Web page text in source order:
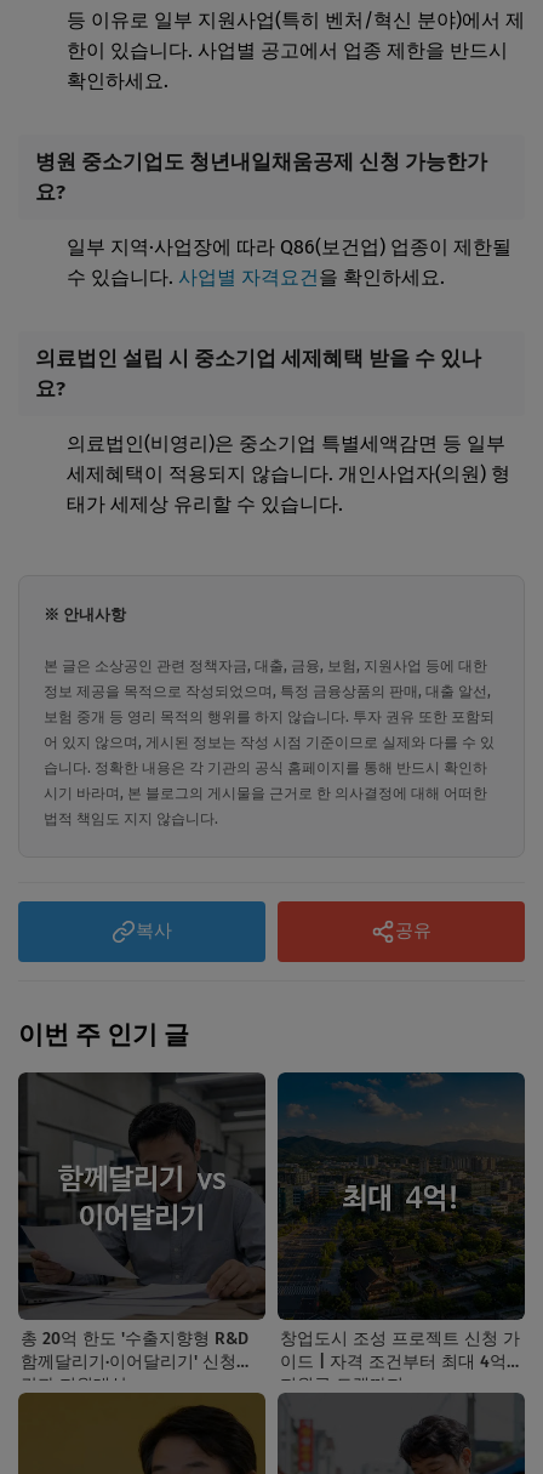
등 이유로 일부 지원사업(특히 벤처/혁신 분야)에서 제
한이 있습니다. 사업별 공고에서 업종 제한을 반드시
확인하세요.
병원 중소기업도 청년내일채움공제 신청 가능한가
요?
일부 지역·사업장에 따라 Q86(보건업) 업종이 제한될
수 있습니다. 사업별 자격요건을 확인하세요.
의료법인 설립 시 중소기업 세제혜택 받을 수 있나
요?
의료법인(비영리)은 중소기업 특별세액감면 등 일부
세제혜택이 적용되지 않습니다. 개인사업자(의원) 형
태가 세제상 유리할 수 있습니다.
※ 안내사항
본 글은 소상공인 관련 정책자금, 대출, 금융, 보험, 지원사업 등에 대한
정보 제공을 목적으로 작성되었으며, 특정 금융상품의 판매, 대출 알선,
보험 중개 등 영리 목적의 행위를 하지 않습니다. 투자 권유 또한 포함되
어 있지 않으며, 게시된 정보는 작성 시점 기준이므로 실제와 다를 수 있
습니다. 정확한 내용은 각 기관의 공식 홈페이지를 통해 반드시 확인하
시기 바라며, 본 블로그의 게시물을 근거로 한 의사결정에 대해 어떠한
법적 책임도 지지 않습니다.
복사 공유
이번 주 인기 글
총 20억 한도 '수출지향형 R&D
함께달리기·이어달리기' 신청기
간과 지원대상
창업도시 조성 프로젝트 신청 가
이드 | 자격 조건부터 최대 4억
지원금 트랙까지